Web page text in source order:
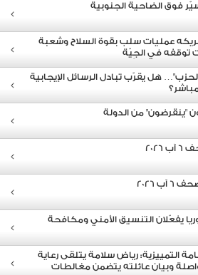
فوق الضاحية الجنوبية
عمليات سلب بقوة السلاح وشعبة
توقفه في الجِيّة
هل يقرّب تبادل الرسائل الإيجابية
"ينقرضون" من الدولة
2026
2026
يفعّلان التنسيق الأمني ومكافحة
التمييزية: رياض سلامة يتلقى رعاية
وبيان عائلته يتضمن مغالطات